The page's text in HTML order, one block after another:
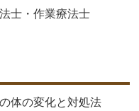
士・作業療法士
体の変化と対処法